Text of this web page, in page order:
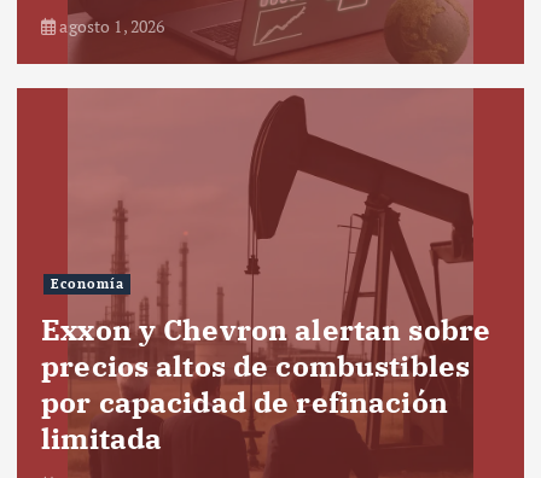
agosto 1, 2026
Economía
Exxon y Chevron alertan sobre
precios altos de combustibles
por capacidad de refinación
limitada